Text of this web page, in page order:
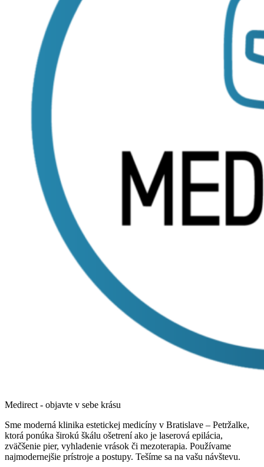
Medirect - objavte v sebe krásu
Sme moderná klinika estetickej medicíny v Bratislave – Petržalke,
ktorá ponúka širokú škálu ošetrení ako je laserová epilácia,
zväčšenie pier, vyhladenie vrások či mezoterapia. Používame
najmodernejšie prístroje a postupy. Tešíme sa na vašu návštevu.